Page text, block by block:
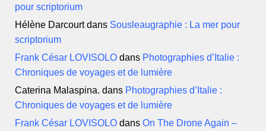
pour scriptorium
Hélène Darcourtdans Sousleaugraphie : La mer pour
scriptorium
Frank César LOVISOLO dans Photographies d’Italie :
Chroniques de voyages et de lumière
Caterina Malaspina. dans Photographies d’Italie :
Chroniques de voyages et de lumière
Frank César LOVISOLO dansOn The Drone Again –